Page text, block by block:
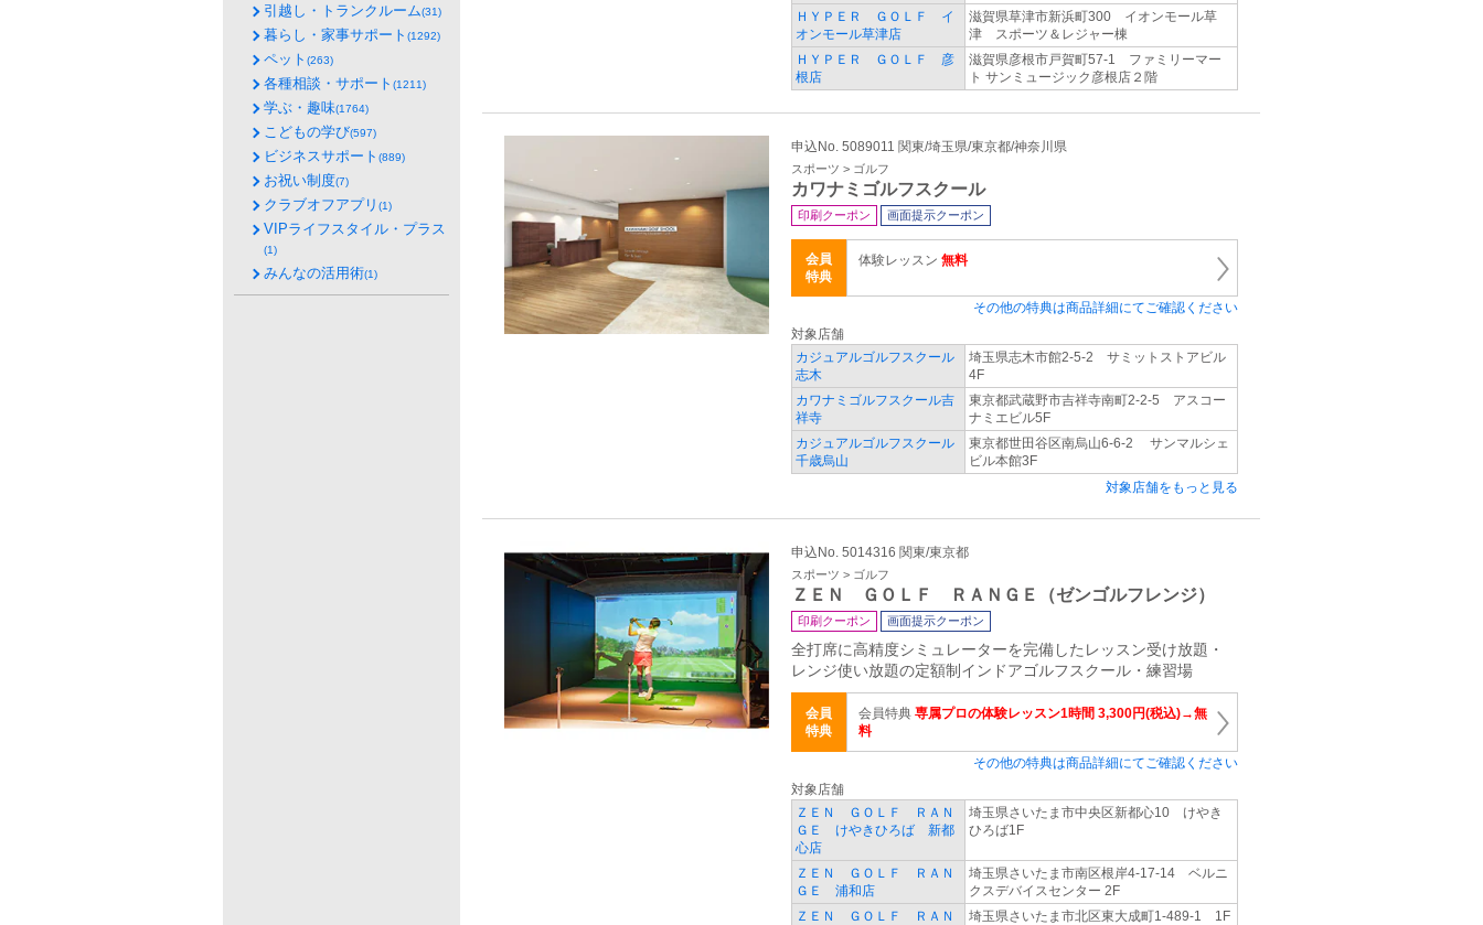
ＨＹＰＥＲ ＧＯＬＦ イ
オンモール草津店
滋賀県草津市新浜町300 イオンモール草
津 スポーツ＆レジャー棟
ＨＹＰＥＲ ＧＯＬＦ 彦
根店
滋賀県彦根市戸賀町57-1 ファミリーマー
ト サンミュージック彦根店２階
申込No. 5089011 関東/埼玉県/東京都/神奈川県
スポーツ > ゴルフ
カワナミゴルフスクール
印刷クーポン 画面提示クーポン
会員
特典
体験レッスン 無料
その他の特典は商品詳細にてご確認ください
対象店舗
カジュアルゴルフスクール
志木
埼玉県志木市館2-5-2 サミットストアビル
4F
カワナミゴルフスクール吉
祥寺
東京都武蔵野市吉祥寺南町2-2-5 アスコー
ナミエビル5F
カジュアルゴルフスクール
千歳烏山
東京都世田谷区南烏山6-6-2 サンマルシェ
ビル本館3F
対象店舗をもっと見る
申込No. 5014316 関東/東京都
スポーツ > ゴルフ
ＺＥＮ ＧＯＬＦ ＲＡＮＧＥ（ゼンゴルフレンジ）
印刷クーポン 画面提示クーポン
全打席に高精度シミュレーターを完備したレッスン受け放題・
レンジ使い放題の定額制インドアゴルフスクール・練習場
会員
特典
会員特典 専属プロの体験レッスン1時間 3,300円(税込)→無
料
その他の特典は商品詳細にてご確認ください
対象店舗
ＺＥＮ ＧＯＬＦ ＲＡＮ
ＧＥ けやきひろば 新都
心店
埼玉県さいたま市中央区新都心10 けやき
ひろば1F
ＺＥＮ ＧＯＬＦ ＲＡＮ
ＧＥ 浦和店
埼玉県さいたま市南区根岸4-17-14 ベルニ
クスデバイスセンター 2F
ＺＥＮ ＧＯＬＦ ＲＡＮ
埼玉県さいたま市北区東大成町1-489-1 1F
引越し・トランクルーム(31)
暮らし・家事サポート (1292)
ペット (263)
各種相談・サポート (1211)
学ぶ・趣味(1764)
こどもの学び(597)
ビジネスサポート (889)
お祝い制度(7)
クラブオフアプリ (1)
VIPライフスタイル・プラス
(1)
みんなの活用術(1)